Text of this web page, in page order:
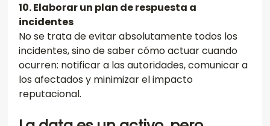
10. Elaborar un plan de respuesta a
incidentes
No se trata de evitar absolutamente todos los
incidentes, sino de saber cómo actuar cuando
ocurren: notificar a las autoridades, comunicar a
los afectados y minimizar el impacto
reputacional.